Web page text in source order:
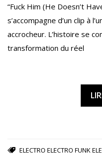
“Fuck Him (He Doesn’t
s’accompagne d’un clip à
accrocheur. L’histoire se
transformation du réel
ELECTRO ELECTRO FUNK